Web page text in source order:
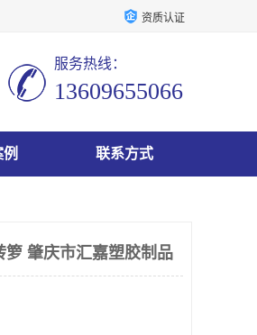
资质认证
服务热线：
13609655066
联系方式
肇庆市汇嘉塑胶制品